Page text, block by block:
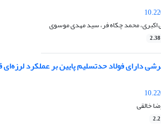
اکبری، محمد چکاه فر، سید مهدی موسوی
دارای فولاد حدتسلیم پایین بر عملکرد
خالقی